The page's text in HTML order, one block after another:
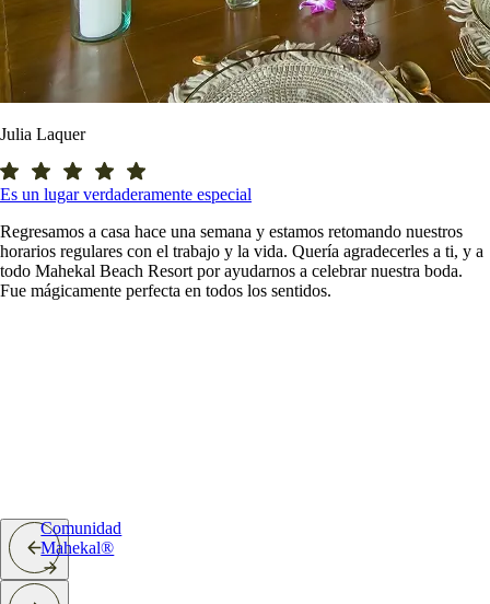
Julia Laquer
Es un lugar verdaderamente especial
Regresamos a casa hace una semana y estamos retomando nuestros
horarios regulares con el trabajo y la vida. Quería agradecerles a ti, y a
todo Mahekal Beach Resort por ayudarnos a celebrar nuestra boda.
Fue mágicamente perfecta en todos los sentidos.
Comunidad
Mahekal®